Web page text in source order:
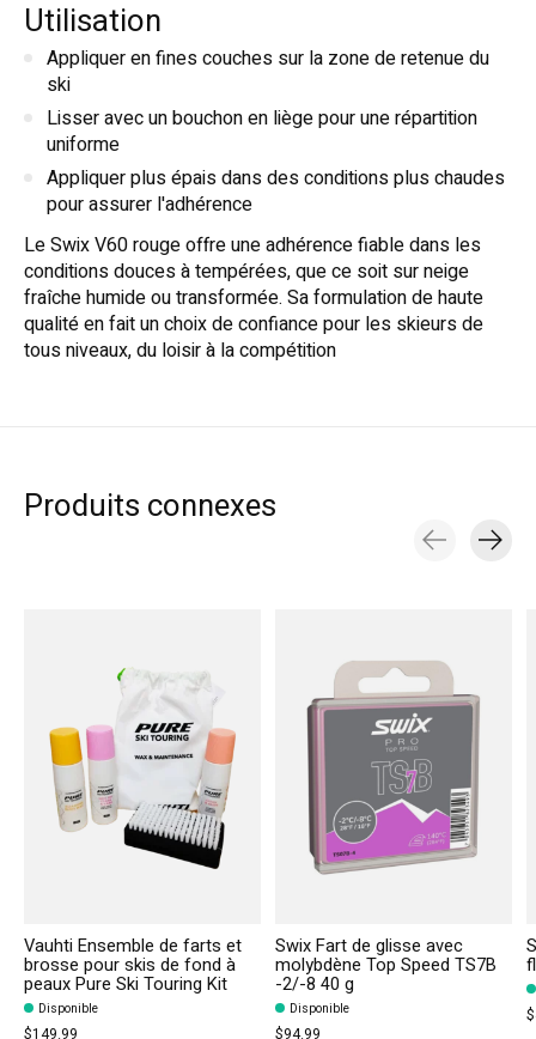
Utilisation
Appliquer en fines couches sur la zone de retenue du
ski
Lisser avec un bouchon en liège pour une répartition
uniforme
Appliquer plus épais dans des conditions plus chaudes
pour assurer l'adhérence
Le Swix V60 rouge offre une adhérence fiable dans les
conditions douces à tempérées, que ce soit sur neige
fraîche humide ou transformée. Sa formulation de haute
qualité en fait un choix de confiance pour les skieurs de
tous niveaux, du loisir à la compétition
Produits connexes
Vauhti Ensemble de farts et
brosse pour skis de fond à
peaux Pure Ski Touring Kit
Disponible
$149.99
Swix Fart de glisse avec
molybdène Top Speed TS7B
-2/-8 40 g
Disponible
$94.99